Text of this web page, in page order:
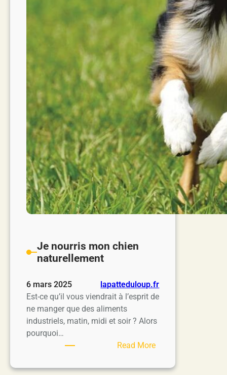
Je nourris mon chien
naturellement
6 mars 2025
lapatteduloup.fr
Est-ce qu’il vous viendrait à l’esprit de
ne manger que des aliments
industriels, matin, midi et soir ? Alors
pourquoi…
Read More:
nourris